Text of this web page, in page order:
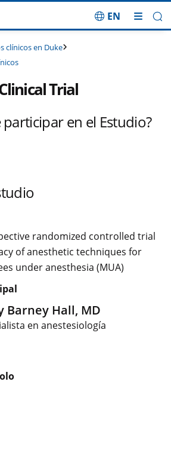
EN
clínicos en Duke
Trial
en el Estudio?
randomized controlled trial
of anesthetic techniques for
under anesthesia (MUA)
Barney Hall, MD
en anestesiología